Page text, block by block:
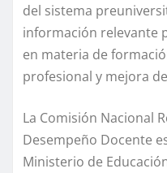
del sistema
información relevante
en materia de
profesional y mejora
La Comisión Nacional
Desempeño Docente
Ministerio de